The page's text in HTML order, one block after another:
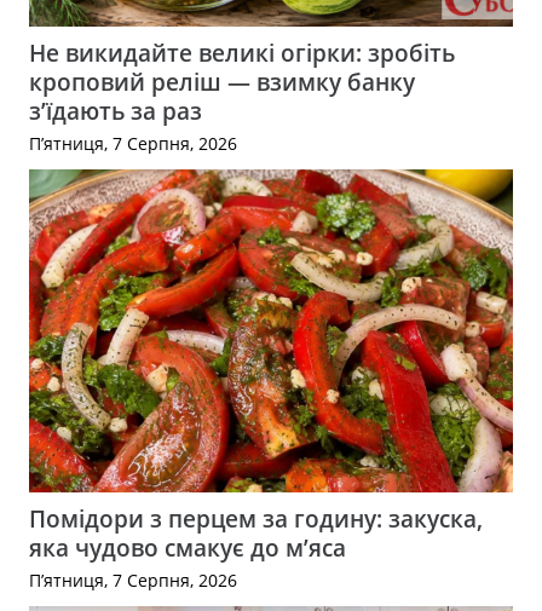
Не викидайте великі огірки: зробіть
кроповий реліш — взимку банку
з’їдають за раз
П’ятниця, 7 Серпня, 2026
Помідори з перцем за годину: закуска,
яка чудово смакує до м’яса
П’ятниця, 7 Серпня, 2026